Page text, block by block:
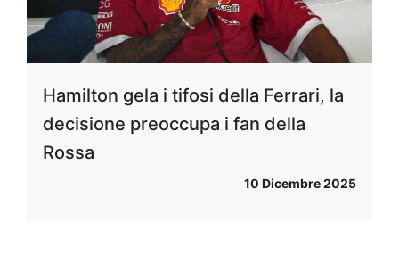
Hamilton gela i tifosi della Ferrari, la
decisione preoccupa i fan della
Rossa
10 Dicembre 2025